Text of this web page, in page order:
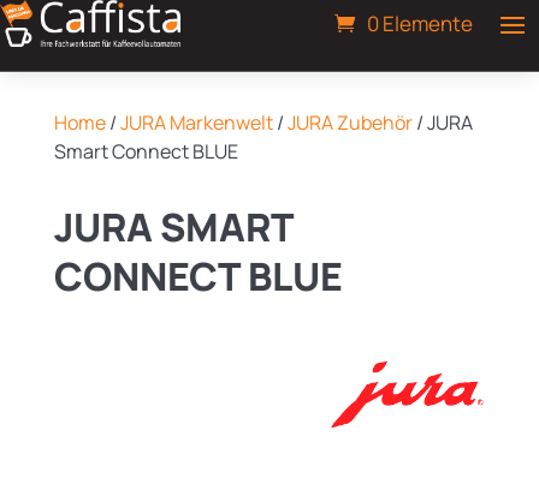
0 Elemente
Home/JURA Markenwelt/JURA Zubehör/ JURA
Smart Connect BLUE
JURA SMART
CONNECT BLUE